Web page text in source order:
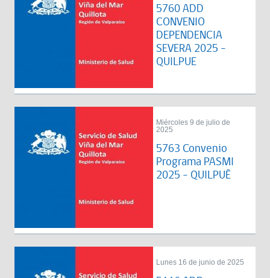
5760 ADD
CONVENIO
DEPENDENCIA
SEVERA 2025 -
QUILPUE
Miércoles 9 de julio de
2025
5763 Convenio
Programa PASMI
2025 - QUILPUÉ
Lunes 16 de junio de 2025